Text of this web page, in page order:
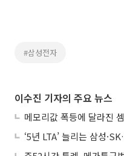
#삼성전자
이수진 기자의 주요 뉴스